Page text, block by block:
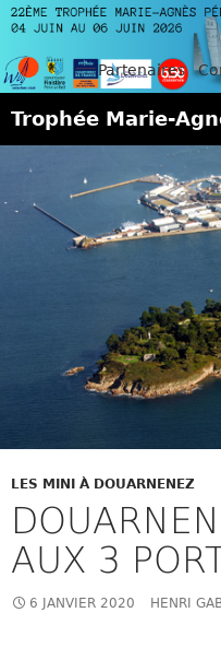
Partenaires
Trophée Marie-
CONTENU
LES MINI À DOUARNENEZ
AUX 3
6 JANVIER 2020 HENRI